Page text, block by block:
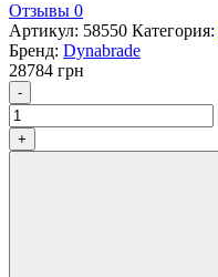
Отзывы 0
Артикул: 58550 Категория:
Бренд: Dynabrade
28784 грн
- Количество
+